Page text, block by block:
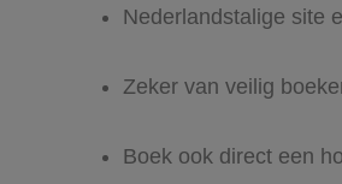
Nederlandstalige site
Zeker van veilig
Boek ook direct een